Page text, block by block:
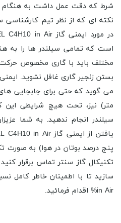
شرط که دقت عمل داشت به هنگام
نکته ای که از نظر تیم
است که تمامی سیلندر ها را به
مختلف باید با گاری مخصوص حرکت
می گوید که حتی برای جابجایی
متر) نیز، تحت هیچ شرایطی این
سیلندر انجام ندهید. به شما
پنج درصد بوتان در هوا) به صورت
تکنیکال گاز سنتر تماس برقرار
in Air% اقدام فرمائید.